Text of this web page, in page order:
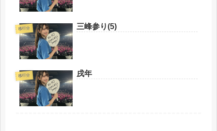
移行分 三峰参り(5)
移行分 戌年